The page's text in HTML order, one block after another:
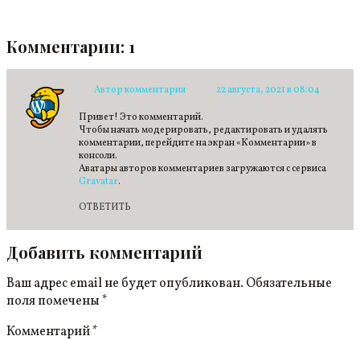
Комментарии: 1
Автор комментария 22 августа, 2021 в 08:04
Привет! Это комментарий.
Чтобы начать модерировать, редактировать и удалять
комментарии, перейдите на экран «Комментарии» в
консоли.
Аватары авторов комментариев загружаются с сервиса
Gravatar.
ОТВЕТИТЬ
Добавить комментарий
Ваш адрес email не будет опубликован. Обязательные
поля помечены*
Комментарий*